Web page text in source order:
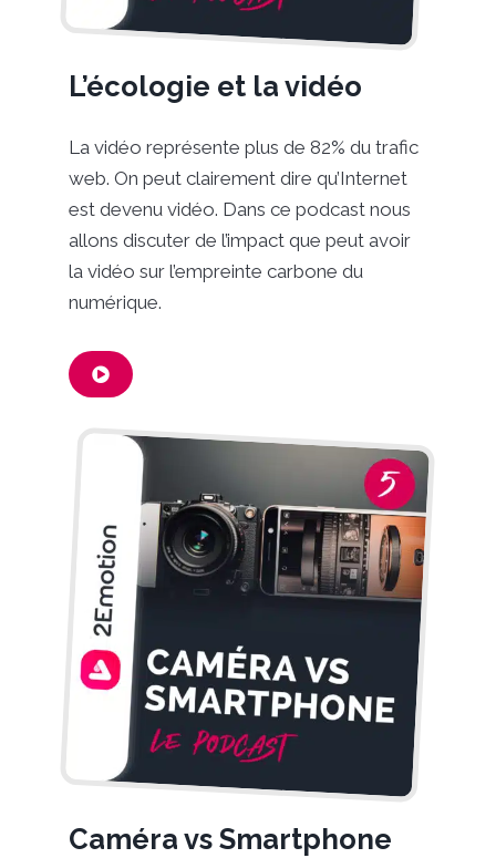
L’écologie et la vidéo
La vidéo représente plus de 82% du trafic
web. On peut clairement dire qu’Internet
est devenu vidéo. Dans ce podcast nous
allons discuter de l’impact que peut avoir
la vidéo sur l’empreinte carbone du
numérique.
Caméra vs Smartphone